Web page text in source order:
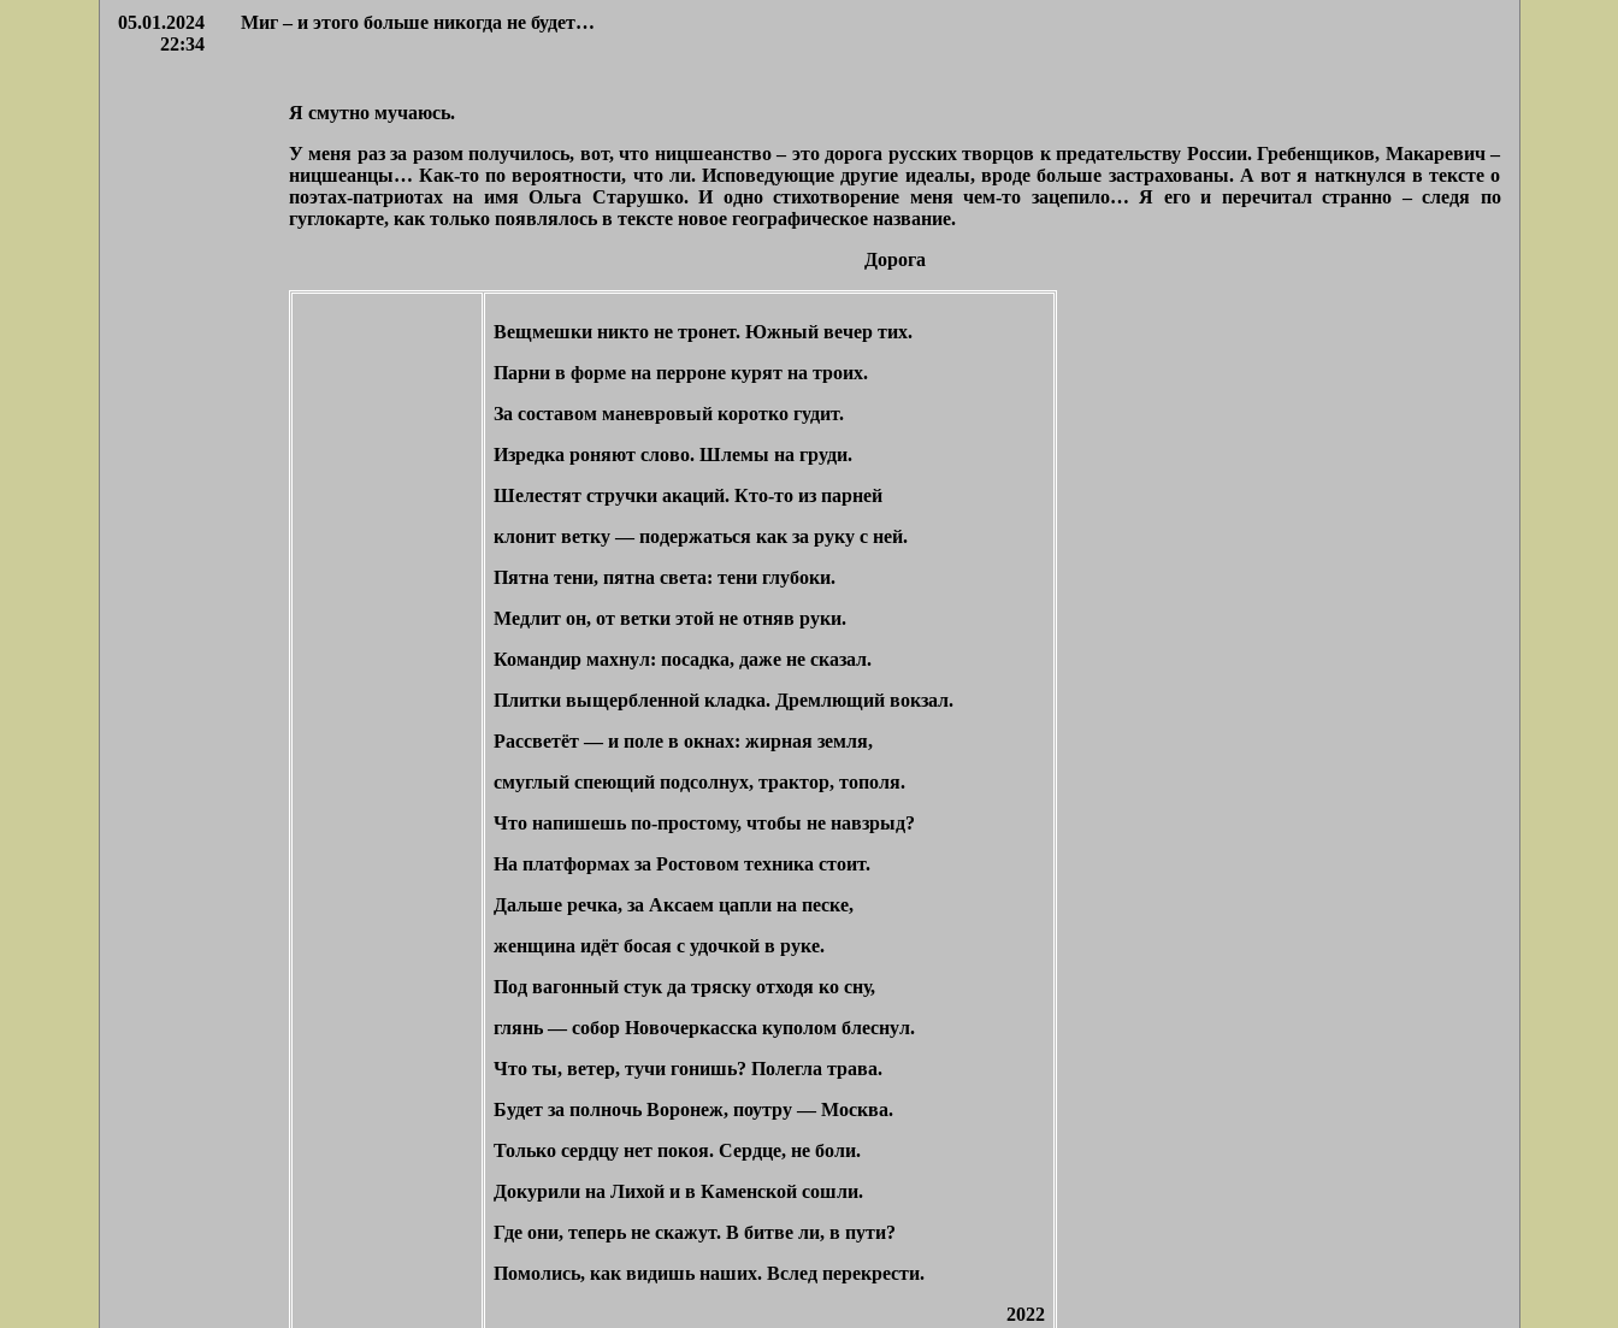
05.01.2024
22:34
Миг – и этого больше никогда не будет…
Я смутно мучаюсь.
У меня раз за разом получилось, вот, что ницшеанство – это дорога русских творцов к предательству России. Гребенщиков, Макаревич –
ницшеанцы… Как-то по вероятности, что ли. Исповедующие другие идеалы, вроде больше застрахованы. А вот я наткнулся в тексте о
поэтах-патриотах на имя Ольга Старушко. И одно стихотворение меня чем-то зацепило… Я его и перечитал странно – следя по
гуглокарте, как только появлялось в тексте новое географическое название.
Дорога
Вещмешки никто не тронет. Южный вечер тих.
Парни в форме на перроне курят на троих.
За составом маневровый коротко гудит.
Изредка роняют слово. Шлемы на груди.
Шелестят стручки акаций. Кто-то из парней
клонит ветку — подержаться как за руку с ней.
Пятна тени, пятна света: тени глубоки.
Медлит он, от ветки этой не отняв руки.
Командир махнул: посадка, даже не сказал.
Плитки выщербленной кладка. Дремлющий вокзал.
Рассветёт — и поле в окнах: жирная земля,
смуглый спеющий подсолнух, трактор, тополя.
Что напишешь по-простому, чтобы не навзрыд?
На платформах за Ростовом техника стоит.
Дальше речка, за Аксаем цапли на песке,
женщина идёт босая с удочкой в руке.
Под вагонный стук да тряску отходя ко сну,
глянь — собор Новочеркасска куполом блеснул.
Что ты, ветер, тучи гонишь? Полегла трава.
Будет за полночь Воронеж, поутру — Москва.
Только сердцу нет покоя. Сердце, не боли.
Докурили на Лихой и в Каменской сошли.
Где они, теперь не скажут. В битве ли, в пути?
Помолись, как видишь наших. Вслед перекрести.
2022